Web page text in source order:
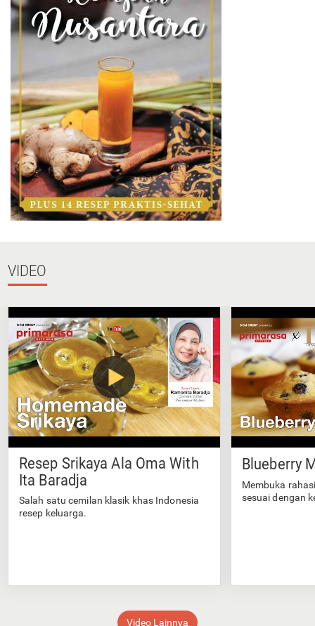
VIDEO
Resep Srikaya Ala Oma With
Ita Baradja
Salah satu cemilan klasik khas Indonesia
resep keluarga.
Blueberry
Membuka
sesuai dengan
Video Lainnya